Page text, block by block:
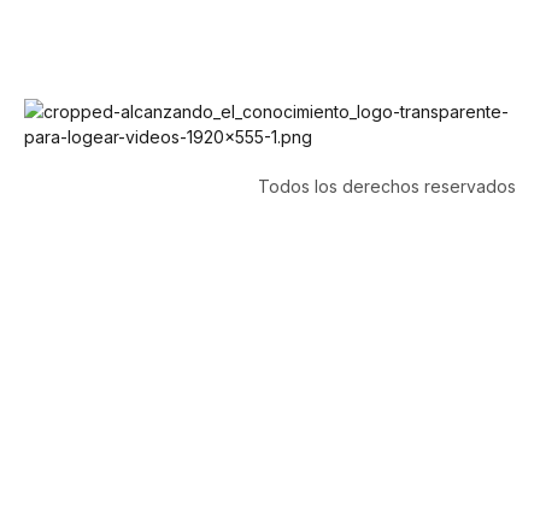
Todos los derechos reservados